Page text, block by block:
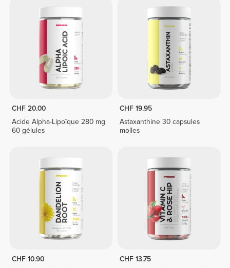
CHF 20.00
Acide Alpha-Lipoïque 280 mg
60 gélules
CHF 19.95
Astaxanthine 30 capsules
molles
CHF 10.90
CHF 13.75